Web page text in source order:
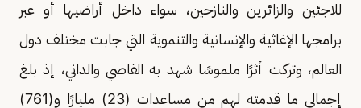
للاجئين والزائرين والنازحين، سواء داخل أراضيها أو عبر
برامجها الإغاثية والإنسانية والتنموية التي جابت مختلف دول
العالم، وتركت أثرًا ملموسًا شهد به القاصي والداني، إذ بلغ
إجمالي ما قدمته لهم من مساعدات (23) مليارًا و(761)